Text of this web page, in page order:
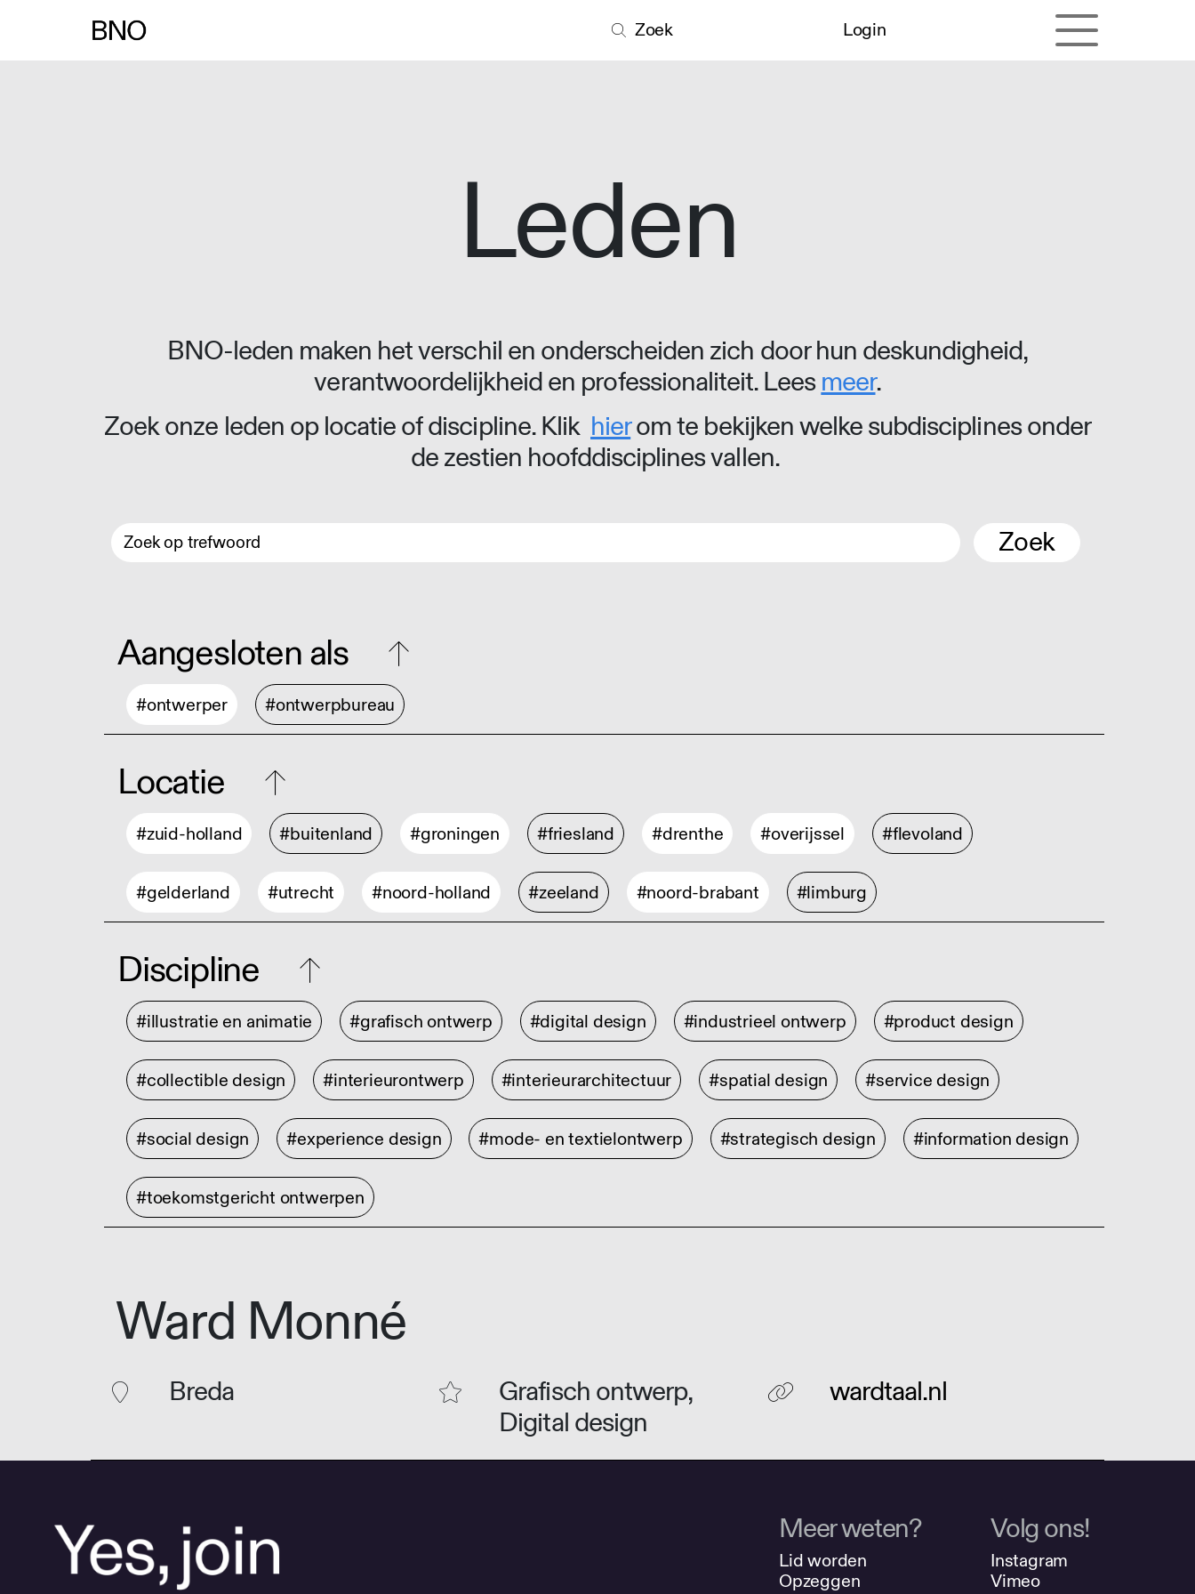
Zoek Login
Leden
BNO-leden maken het verschil en onderscheiden zich door hun deskundigheid,
verantwoordelijkheid en professionaliteit. Leesmeer.
Zoek onze leden op locatie of discipline. Klik hierom te bekijken welke subdisciplines onder
de zestien hoofddisciplines vallen.
Zoek
Aangesloten als
#ontwerper #ontwerpbureau
Locatie
#zuid-holland #buitenland #groningen #friesland #drenthe #overijssel #flevoland
#gelderland #utrecht #noord-holland #zeeland #noord-brabant #limburg
Discipline
#illustratie en animatie #grafisch ontwerp #digital design #industrieel ontwerp #product design
#collectible design #interieurontwerp #interieurarchitectuur #spatial design #service design
#social design #experience design #mode- en textielontwerp #strategisch design #information design
#toekomstgericht ontwerpen
Ward Monné
Breda
Grafisch ontwerp,
Digital design
wardtaal.nl
Meer weten?
Lid worden
Opzeggen
Volg ons!
Instagram
Vimeo